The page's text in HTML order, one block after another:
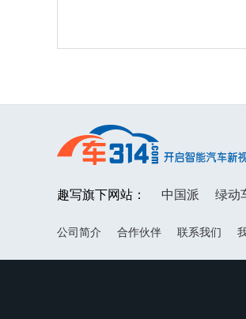
趣写旗下网站： 中国派 绿动
公司简介 合作伙伴 联系我们